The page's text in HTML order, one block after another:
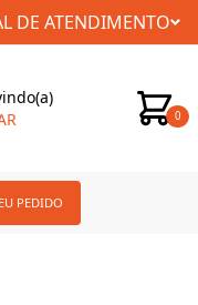
VOCÊ!
DE ATENDIMENTO
0
PEDIDO